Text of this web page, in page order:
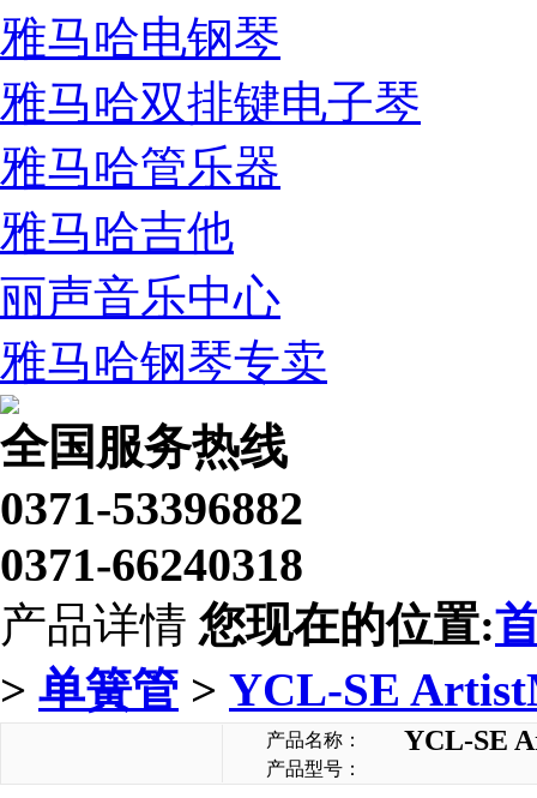
雅马哈电钢琴
雅马哈双排键电子琴
雅马哈管乐器
雅马哈吉他
丽声音乐中心
雅马哈钢琴专卖
全国服务热线
0371-53396882
0371-66240318
产品详情 您现在的位置:
> 单簧管 > YCL-SE
产品名称： YCL-SE
产品型号：